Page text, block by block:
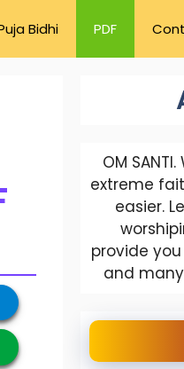
Bidhi PDF
OM
extreme
easier.
provide you
and